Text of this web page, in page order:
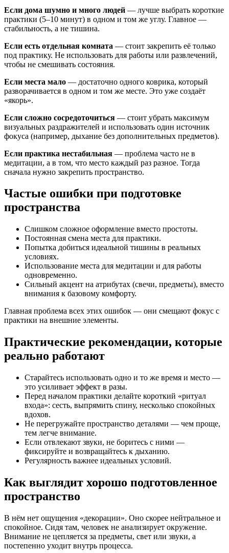
Если дома шумно и много людей — лучше выбрать короткие
практики (5–10 минут) в одном и том же углу. Главное —
стабильность, а не тишина.
Если есть отдельная комната — стоит закрепить её только
под практику. Не использовать для работы или развлечений,
чтобы не смешивать состояния.
Если места мало — достаточно одного коврика, который
разворачивается в одном и том же месте. Это уже создаёт
«якорь».
Если сложно сосредоточиться — стоит убрать максимум
визуальных раздражителей и использовать один источник
фокуса (например, дыхание без дополнительных предметов).
Если практика нестабильная — проблема часто не в
медитации, а в том, что место каждый раз разное. Тогда
сначала нужно закрепить пространство.
Частые ошибки при подготовке
пространства
Слишком сложное оформление вместо простоты.
Постоянная смена места для практики.
Попытка добиться идеальной тишины в реальных
условиях.
Использование места для медитации и для работы
одновременно.
Сильный акцент на атрибутах (свечи, предметы), вместо
внимания к базовому комфорту.
Главная проблема всех этих ошибок — они смещают фокус с
практики на внешние элементы.
Практические рекомендации, которые
реально работают
Старайтесь использовать одно и то же время и место —
это усиливает эффект в разы.
Перед началом практики делайте короткий «ритуал
входа»: сесть, выпрямить спину, несколько спокойных
вдохов.
Не перегружайте пространство деталями — чем проще,
тем легче внимание.
Если отвлекают звуки, не боритесь с ними —
фиксируйте и возвращайтесь к дыханию.
Регулярность важнее идеальных условий.
Как выглядит хорошо подготовленное
пространство
В нём нет ощущения «декорации». Оно скорее нейтральное и
спокойное. Сидя там, человек не анализирует окружение.
Внимание не цепляется за предметы, свет или звуки, а
постепенно уходит внутрь процесса.